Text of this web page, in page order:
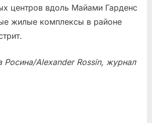
центров вдоль Майами Гарденс
жилые комплексы в районе
Росина/Alexander Rossin, журнал